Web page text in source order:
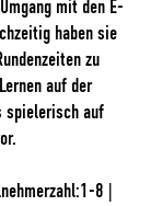
mit den E-
haben sie
zu
auf der
spielerisch auf
8 |